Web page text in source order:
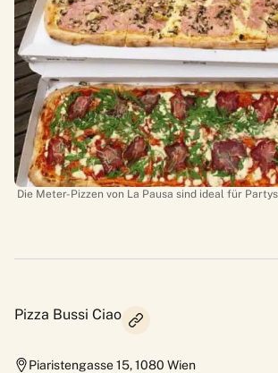
Die Meter-Pizzen von La Pausa sind ideal für
Pizza Bussi Ciao
Piaristengasse 15,1080 Wien